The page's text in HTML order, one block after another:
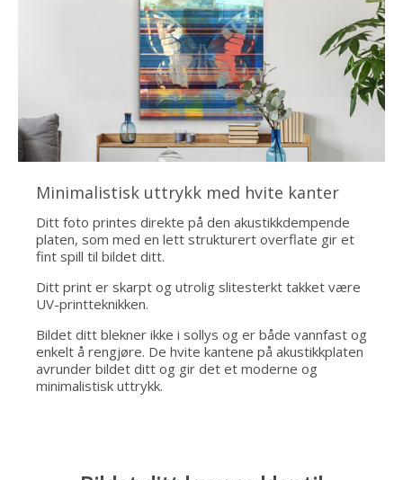
Minimalistisk uttrykk med hvite kanter
Ditt foto printes direkte på den akustikkdempende
platen, som med en lett strukturert overflate gir et
fint spill til bildet ditt.
Ditt print er skarpt og utrolig slitesterkt takket være
UV-printteknikken.
Bildet ditt blekner ikke i sollys og er både vannfast og
enkelt å rengjøre. De hvite kantene på akustikkplaten
avrunder bildet ditt og gir det et moderne og
minimalistisk uttrykk.